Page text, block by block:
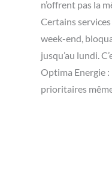
d’urgence
Puis-je obtenir
La mise en service
Que se passe-t-il si
Puis-je choisir mon